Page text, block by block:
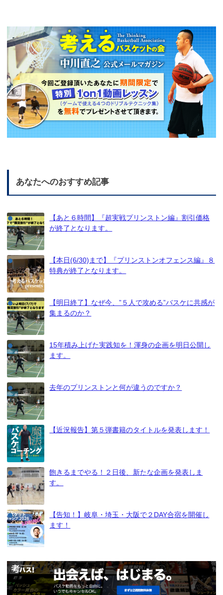
あなたへのおすすめ記事
【あと６時間】『超実戦プリンストン編』割引価格
が終了となります。
【本日(6/30)まで】『プリンストンオフェンス編』８
特典が終了となります。
【明日終了】なぜ今、”５人で攻める”バスケに共感が
集まるのか？
15年積み上げた実践知を！渾身の企画を明日公開し
ます。
去年のプリンストンと何が違うのですか？
【近況報告】第５弾書籍のタイトルを発表します！
飽きるまでやる！２日後、新たな企画を発表しま
す。
【告知！】岐阜・埼玉・大阪で２DAY合宿を開催し
ます！